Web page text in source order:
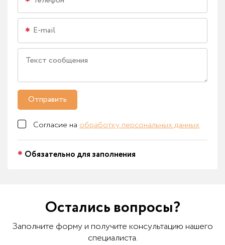
Отправить
Согласие на обработку персональных данных
Обязательно для заполнения
Остались вопросы?
Заполните форму и получите консультацию нашего
специалиста.